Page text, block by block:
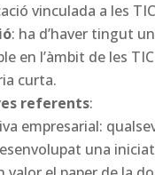
vinculada a les
: ha d’haver tingut
en l’àmbit de les
curta.
referents:
empresarial:
una